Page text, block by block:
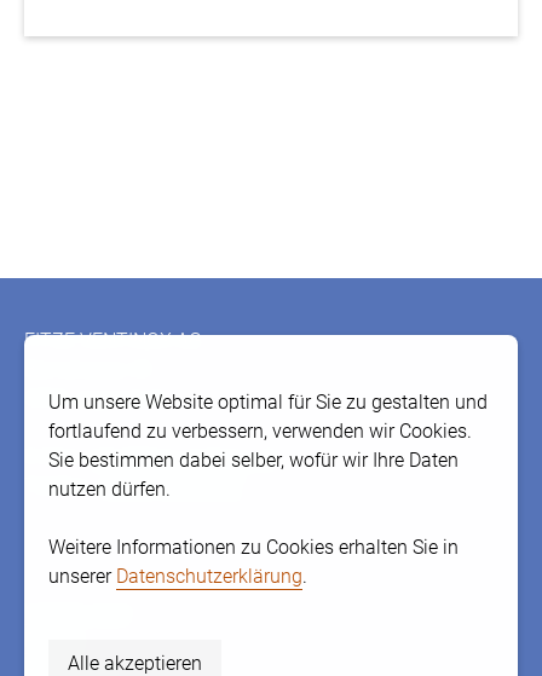
FITZE VENTINOX AG
3303 Jegenstorf
E-Mail:info@fitze-ventinox.ch
Telefon:+41 31 765 66 67
Referenzen
Um unsere Website optimal für Sie zu gestalten und
fortlaufend zu verbessern, verwenden wir Cookies.
Sie bestimmen dabei selber, wofür wir Ihre Daten
nutzen dürfen.
Weitere Informationen zu Cookies erhalten Sie in
unserer Datenschutzerklärung.
Alle akzeptieren